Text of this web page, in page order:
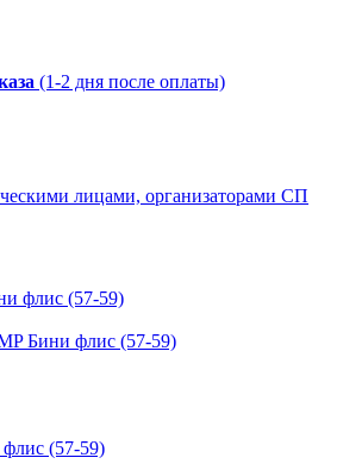
(1-2 дня после оплаты)
лицами, организаторами СП
Бини флис (57-59)
(57-59)